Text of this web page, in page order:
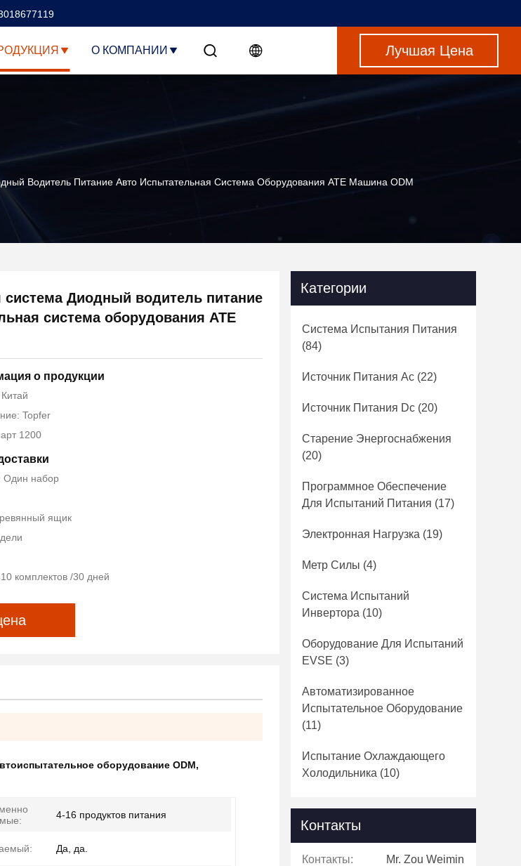
О КОМПАНИИ Лучшая Цена
Водитель Питание Авто Испытательная Система Оборудования ATE Машина ODM
система Диодный водитель питание
система оборудования ATE
о продукции
Topfer
1200
Один набор
ящик
комплектов /30 дней
оборудование ODM,
4-16 продуктов питания
Да, да.
Категории
Система Испытания Питания
(84)
Источник Питания Ac (22)
Источник Питания Dc (20)
Старение Энергоснабжения
(20)
Программное Обеспечение
Для Испытаний Питания (17)
Электронная Нагрузка (19)
Метр Силы (4)
Система Испытаний
Инвертора (10)
Оборудование Для Испытаний
EVSE (3)
Автоматизированное
Испытательное Оборудование
(11)
Испытание Охлаждающего
Холодильника (10)
Контакты
Контакты: Mr. Zou Weimin